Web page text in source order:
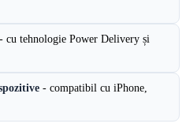
- cu tehnologie Power Delivery și
- compatibil cu iPhone,